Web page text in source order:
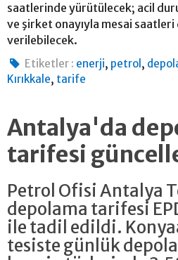
saatlerinde yürütülecek; acil
ve şirket onayıyla mesai saatleri
verilebilecek.
Etiketler : enerji, petrol ,
Kırıkkale, tarife
Antalya'da
tarifesi
Petrol Ofisi Antalya
depolama tarifesi
ile tadil edildi.
tesiste günlük